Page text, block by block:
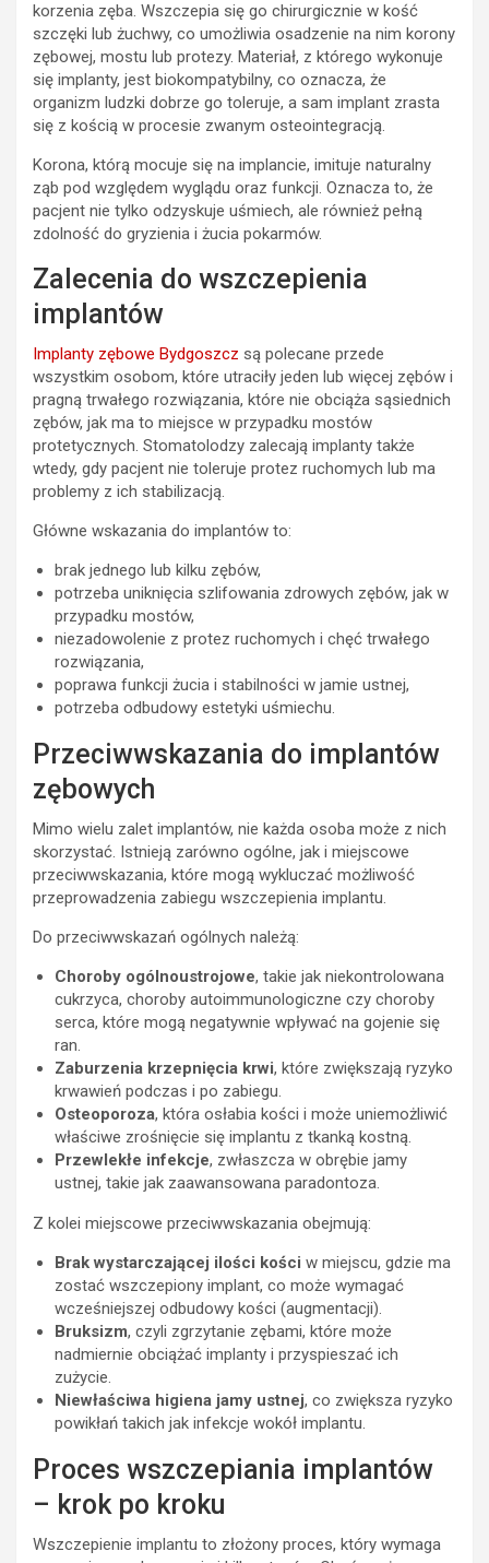
korzenia zęba. Wszczepia się go chirurgicznie w kość
szczęki lub żuchwy, co umożliwia osadzenie na nim korony
zębowej, mostu lub protezy. Materiał, z którego wykonuje
się implanty, jest biokompatybilny, co oznacza, że
organizm ludzki dobrze go toleruje, a sam implant zrasta
się z kością w procesie zwanym osteointegracją.
Korona, którą mocuje się na implancie, imituje naturalny
ząb pod względem wyglądu oraz funkcji. Oznacza to, że
pacjent nie tylko odzyskuje uśmiech, ale również pełną
zdolność do gryzienia i żucia pokarmów.
Zalecenia do wszczepienia
implantów
Implanty zębowe Bydgoszcz są polecane przede
wszystkim osobom, które utraciły jeden lub więcej zębów i
pragną trwałego rozwiązania, które nie obciąża sąsiednich
zębów, jak ma to miejsce w przypadku mostów
protetycznych. Stomatolodzy zalecają implanty także
wtedy, gdy pacjent nie toleruje protez ruchomych lub ma
problemy z ich stabilizacją.
Główne wskazania do implantów to:
brak jednego lub kilku zębów,
potrzeba uniknięcia szlifowania zdrowych zębów, jak w
przypadku mostów,
niezadowolenie z protez ruchomych i chęć trwałego
rozwiązania,
poprawa funkcji żucia i stabilności w jamie ustnej,
potrzeba odbudowy estetyki uśmiechu.
Przeciwwskazania do implantów
zębowych
Mimo wielu zalet implantów, nie każda osoba może z nich
skorzystać. Istnieją zarówno ogólne, jak i miejscowe
przeciwwskazania, które mogą wykluczać możliwość
przeprowadzenia zabiegu wszczepienia implantu.
Do przeciwwskazań ogólnych należą:
Choroby ogólnoustrojowe, takie jak niekontrolowana
cukrzyca, choroby autoimmunologiczne czy choroby
serca, które mogą negatywnie wpływać na gojenie się
ran.
Zaburzenia krzepnięcia krwi, które zwiększają ryzyko
krwawień podczas i po zabiegu.
Osteoporoza, która osłabia kości i może uniemożliwić
właściwe zrośnięcie się implantu z tkanką kostną.
Przewlekłe infekcje, zwłaszcza w obrębie jamy
ustnej, takie jak zaawansowana paradontoza.
Z kolei miejscowe przeciwwskazania obejmują:
Brak wystarczającej ilości kości w miejscu, gdzie ma
zostać wszczepiony implant, co może wymagać
wcześniejszej odbudowy kości (augmentacji).
Bruksizm, czyli zgrzytanie zębami, które może
nadmiernie obciążać implanty i przyspieszać ich
zużycie.
Niewłaściwa higiena jamy ustnej, co zwiększa ryzyko
powikłań takich jak infekcje wokół implantu.
Proces wszczepiania implantów
– krok po kroku
Wszczepienie implantu to złożony proces, który wymaga